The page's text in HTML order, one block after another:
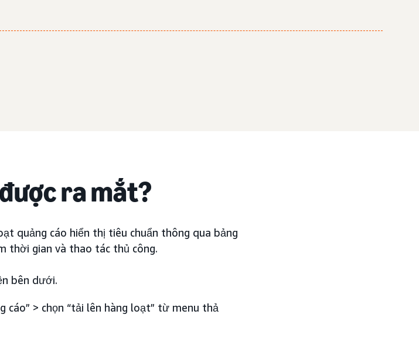
ra mắt?
quảng cáo hiển thị tiêu chuẩn thông qua bảng
thời gian và thao tác thủ công.
bên dưới.
cáo” > chọn “tải lên hàng loạt” từ menu thả